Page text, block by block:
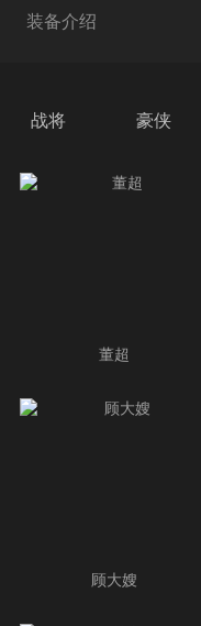
装备介绍
战将 豪侠
董超
顾大嫂